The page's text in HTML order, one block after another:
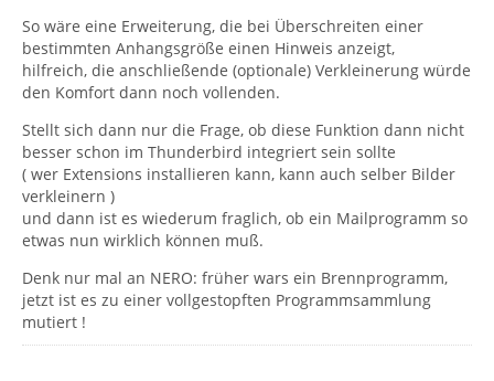
So wäre eine Erweiterung, die bei Überschreiten einer
bestimmten Anhangsgröße einen Hinweis anzeigt,
hilfreich, die anschließende (optionale) Verkleinerung würde
den Komfort dann noch vollenden.
Stellt sich dann nur die Frage, ob diese Funktion dann nicht
besser schon im Thunderbird integriert sein sollte
( wer Extensions installieren kann, kann auch selber Bilder
verkleinern )
und dann ist es wiederum fraglich, ob ein Mailprogramm so
etwas nun wirklich können muß.
Denk nur mal an NERO: früher wars ein Brennprogramm,
jetzt ist es zu einer vollgestopften Programmsammlung
mutiert !